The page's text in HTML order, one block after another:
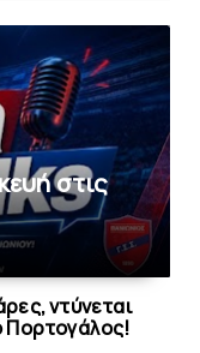
στις
ντύνεται
Πορτογάλος!